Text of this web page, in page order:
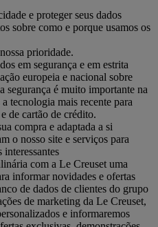
e proteger seus dados
sobre como e porque usamos os
prioridade.
em segurança e em estrita
europeia e nacional sobre
segurança é muito importante na
tecnologia mais recente para
de cartão de crédito.
compra e adaptada a si
o nosso site e serviços para
interessantes
com a Le Creuset uma
informar novidades e ofertas
de dados de clientes do grupo
de marketing da Le Creuset,
e informaremos